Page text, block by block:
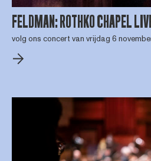
FELDMAN: ROTHKO CHAPEL
volg ons concert van vrijdag 6